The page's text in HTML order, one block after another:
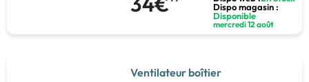
Dispo magasin :
Disponible
mercredi 12 août
Ventilateur boîtier